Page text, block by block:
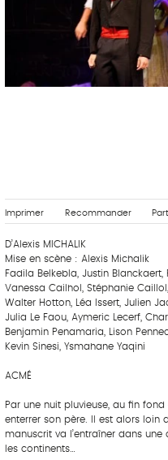
Imprimer Recommander
D’Alexis MICHALIK
Mise en scène : Alexis Michalik
Fadila Belkebla, Justin Blanckaert,
Vanessa Cailhol, Stéphanie
Walter Hotton, Léa Issert, Julien
Julia Le Faou, Aymeric Lecerf,
Benjamin Penamaria, Lison
Kevin Sinesi, Ysmahane Yaqini
ACMÉ
Par une nuit pluvieuse, au fin
enterrer son père. Il est alors loin
manuscrit va l’entraîner dans une
les continents…